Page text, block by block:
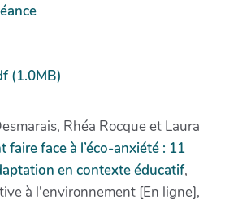
(1.0MB)
Rhéa Rocque et Laura
faire face à l’éco-anxiété : 11
en contexte éducatif,
à l'environnement [En ligne],